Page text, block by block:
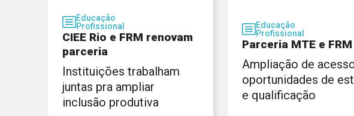
Educação
Profissional
CIEE Rio e FRM renovam
parceria
Instituições trabalham
juntas pra ampliar
inclusão produtiva
Educação
Profissional
Parceria MTE e FRM
Ampliação de
oportunidades de
e qualificação